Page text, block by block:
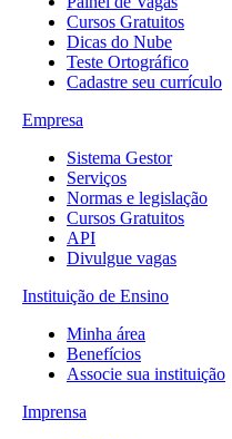
Cursos Gratuitos
Dicas do Nube
Teste Ortográfico
Cadastre seu currículo
Empresa
Sistema Gestor
Serviços
Normas e legislação
Cursos Gratuitos
API
Divulgue vagas
Instituição de Ensino
Minha área
Benefícios
Associe sua instituição
Imprensa